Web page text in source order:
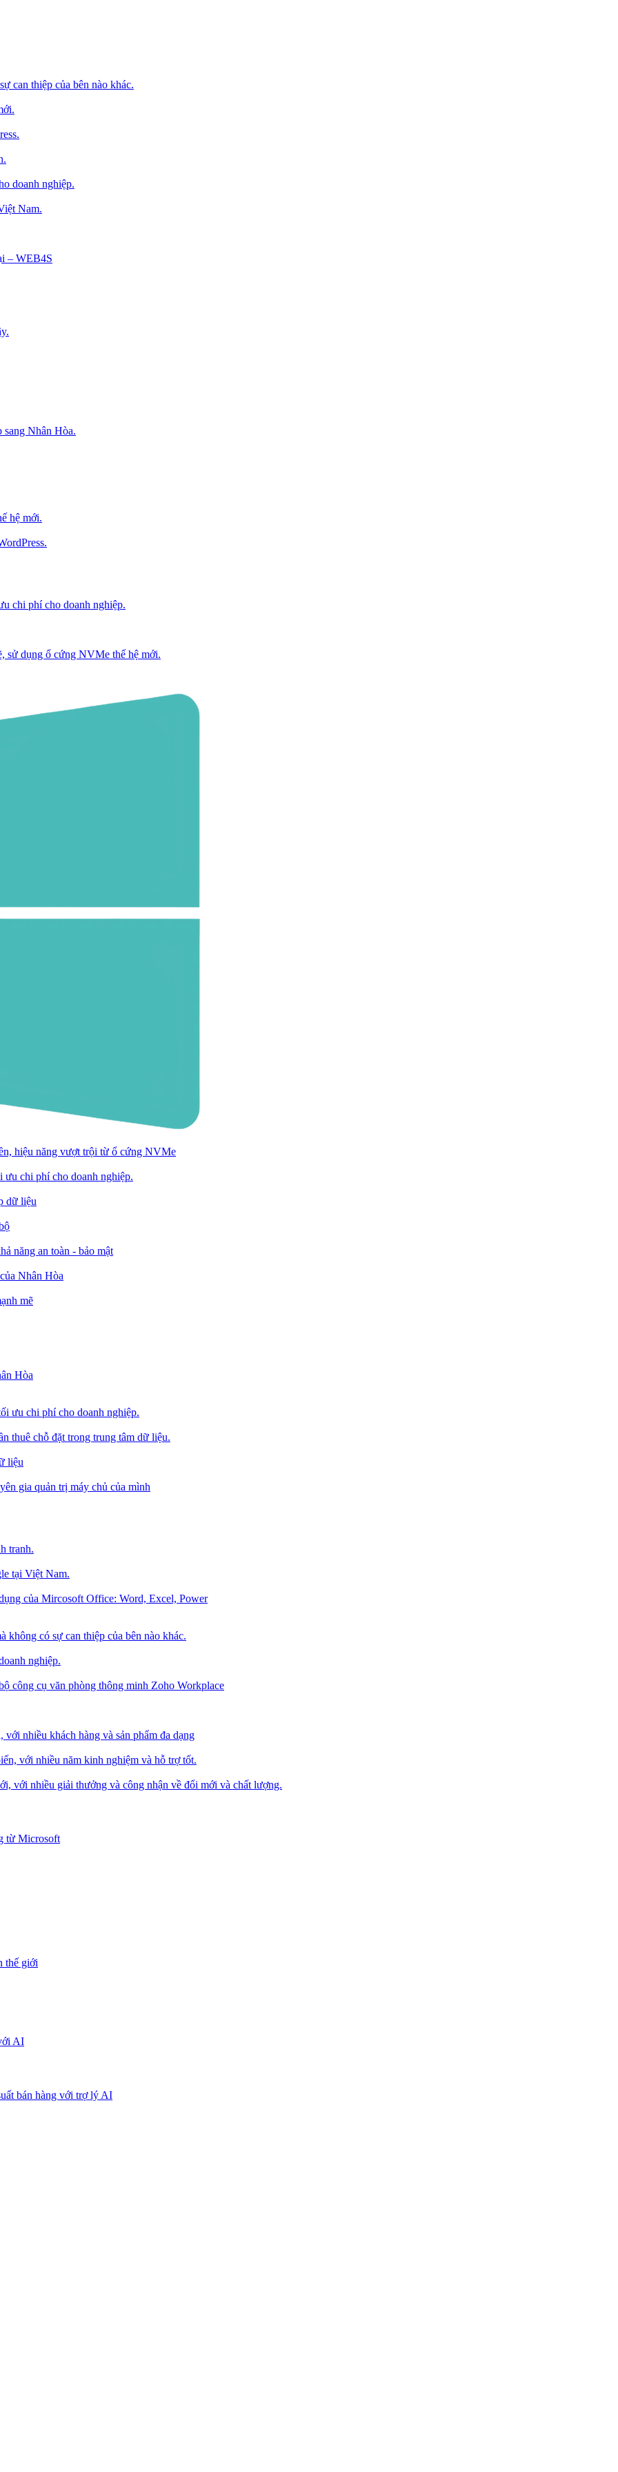
can thiệp của bên nào khác.
doanh nghiệp.
Nam.
– WEB4S
sang Nhân Hòa.
hệ mới.
chi phí cho doanh nghiệp.
sử dụng ổ cứng NVMe thế hệ mới.
hiệu năng vượt trội từ ổ cứng NVMe
ưu chi phí cho doanh nghiệp.
dữ liệu
năng an toàn - bảo mật
Nhân Hòa
mẽ
Hòa
ưu chi phí cho doanh nghiệp.
thuê chỗ đặt trong trung tâm dữ liệu.
liệu
gia quản trị máy chủ của mình
tranh.
tại Việt Nam.
của Mircosoft Office: Word, Excel, Power
không có sự can thiệp của bên nào khác.
nghiệp.
công cụ văn phòng thông minh Zoho Workplace
nhiều khách hàng và sản phẩm đa dạng
với nhiều năm kinh nghiệm và hỗ trợ tốt.
với nhiều giải thưởng và công nhận về đổi mới và chất lượng.
từ Microsoft
thế giới
AI
bán hàng với trợ lý AI